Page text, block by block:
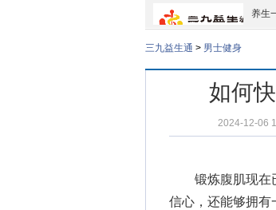
养生
三九益生通 > 男士健身
如何
2024-12-06
锻炼腹肌现在已
信心，还能够拥有